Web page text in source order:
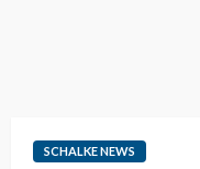
SCHALKE NEWS